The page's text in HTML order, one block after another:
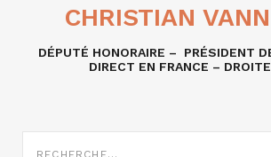
CHRISTIAN
DÉPUTÉ HONORAIRE – PRÉSIDENT
DIRECT EN FRANCE –
SUR